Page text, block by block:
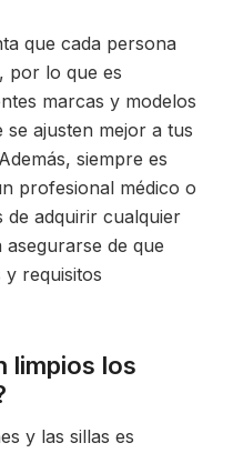
que cada persona
por lo que es
marcas y modelos
ajusten mejor a tus
siempre es
profesional médico o
de adquirir cualquier
asegurarse de que
requisitos
limpios los
y las sillas es